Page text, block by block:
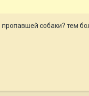
собаки? тем